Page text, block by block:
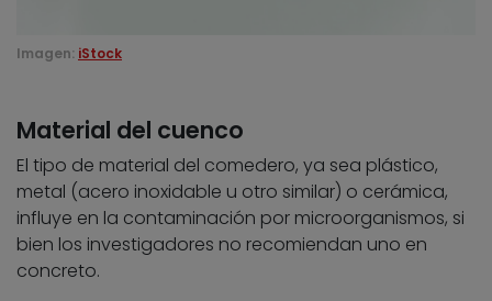
Imagen: iStock
Material del cuenco
El tipo de material del comedero, ya sea plástico,
metal (acero inoxidable u otro similar) o cerámica,
influye en la contaminación por microorganismos, si
bien los investigadores no recomiendan uno en
concreto.